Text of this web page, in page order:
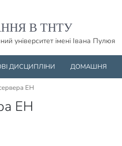
В ТНТУ
університет імені Івана Пулюя
ДИСЦИПЛІНИ ДОМАШНЯ
ЕН
ЕН